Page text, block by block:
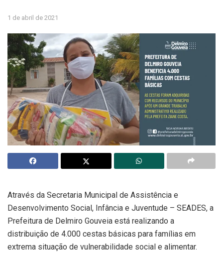
1 de abril de 2021
Através da Secretaria Municipal de Assistência e
Desenvolvimento Social, Infância e Juventude – SEADES, a
Prefeitura de Delmiro Gouveia está realizando a
distribuição de 4.000 cestas básicas para famílias em
extrema situação de vulnerabilidade social e alimentar.